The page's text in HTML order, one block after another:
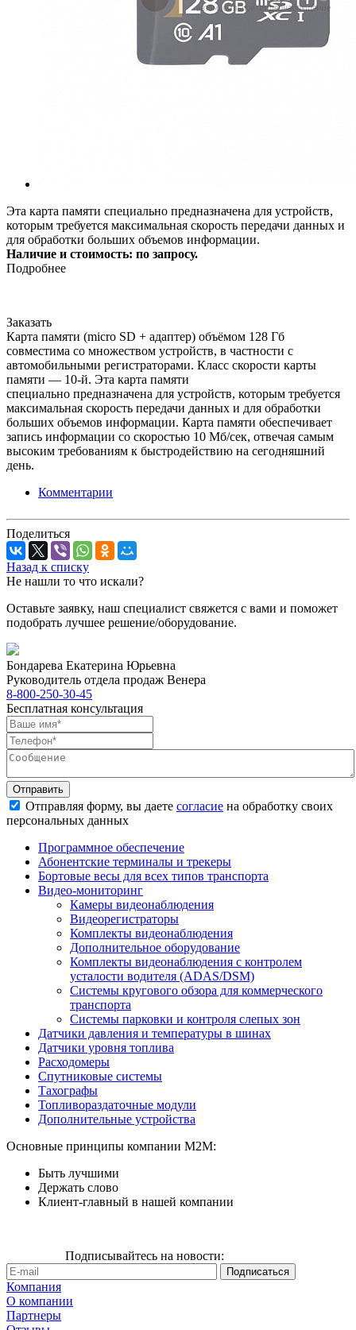
Эта карта памяти специально предназначена для устройств,
которым требуется максимальная скорость передачи данных и
для обработки больших объемов информации.
Наличие и стоимость: по запросу.
Подробнее
Заказать
Карта памяти (micro SD + адаптер) объёмом 128 Гб
совместима со множеством устройств, в частности с
автомобильными регистраторами. Класс скорости карты
памяти — 10-й. Эта карта памяти
специально предназначена для устройств, которым требуется
максимальная скорость передачи данных и для обработки
больших объемов информации. Карта памяти обеспечивает
запись информации со скоростью 10 Мб/ceк, отвечая самым
высоким требованиям к быстродействию на сегодняшний
день.
Комментарии
Поделиться
Назад к списку
Не нашли то что искали?
Оставьте заявку, наш специалист свяжется с вами и поможет
подобрать лучшее решение/оборудование.
Бондарева Екатерина Юрьевна
Руководитель отдела продаж Венера
8-800-250-30-45
Бесплатная консультация
Отправить
Отправляя форму, вы даете согласие на обработку своих
персональных данных
Программное обеспечение
Абонентские терминалы и трекеры
Бортовые весы для всех типов транспорта
Видео-мониторинг
Камеры видеонаблюдения
Видеорегистраторы
Комплекты видеонаблюдения
Дополнительное оборудование
Комплекты видеонаблюдения с контролем
усталости водителя (ADAS/DSM)
Системы кругового обзора для коммерческого
транспорта
Системы парковки и контроля слепых зон
Датчики давления и температуры в шинах
Датчики уровня топлива
Расходомеры
Спутниковые системы
Тахографы
Топливораздаточные модули
Дополнительные устройства
Основные принципы компании М2М:
Быть лучшими
Держать слово
Клиент-главный в нашей компании
Подписывайтесь на новости:
Компания
О компании
Партнеры